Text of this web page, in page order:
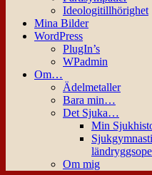
Ideologitillhörighet
Mina Bilder
WordPress
PlugIn’s
WPadmin
Om…
Ädelmetaller
Bara min…
Det Sjuka…
Min
Om mig